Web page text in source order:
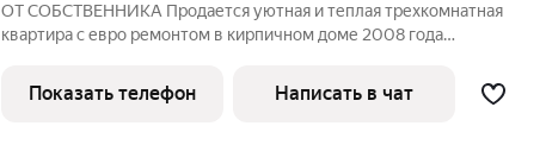
ОТ СОБСТВЕННИКА Продается уютная и теплая трехкомнатная
квартира с евро ремонтом в кирпичном доме 2008 года
и приватность. Квартира очень светлая и просторная. Из окон
открывается вид на
Показать телефон Написать в чат